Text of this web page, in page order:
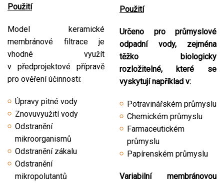
Použití
Model keramické
membránové filtrace je
vhodné využít
v předprojektové přípravě
pro ověření účinnosti:
Úpravy pitné vody
Znovuvyužití vody
Odstranění
mikroorganismů
Odstranění zákalu
Odstranění
mikropolutantů
Použití
Určeno pro průmyslové
odpadní vody, zejména
těžko biologicky
rozložitelné, které se
vyskytují například v:
Potravinářském průmyslu
Chemickém průmyslu
Farmaceutickém
průmyslu
Papírenském průmyslu
Variabilní membránovou